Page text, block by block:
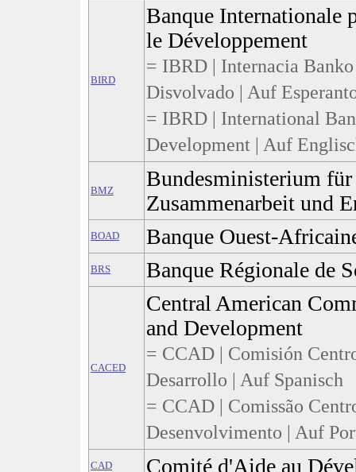
BIRD
Banque Internationale
le Développement
= IBRD | Internacia
Disvolvado | Auf
= IBRD | International
Development | Auf
BMZ
Bundesministerium
Zusammenarbeit und
BOAD Banque Ouest-
BRS Banque Régionale de
CACED
Central American
and Development
= CCAD | Comisión
Desarrollo | Auf Spanisch
= CCAD | Comissão
Desenvolvimento | Auf
CAD Comité d'Aide au